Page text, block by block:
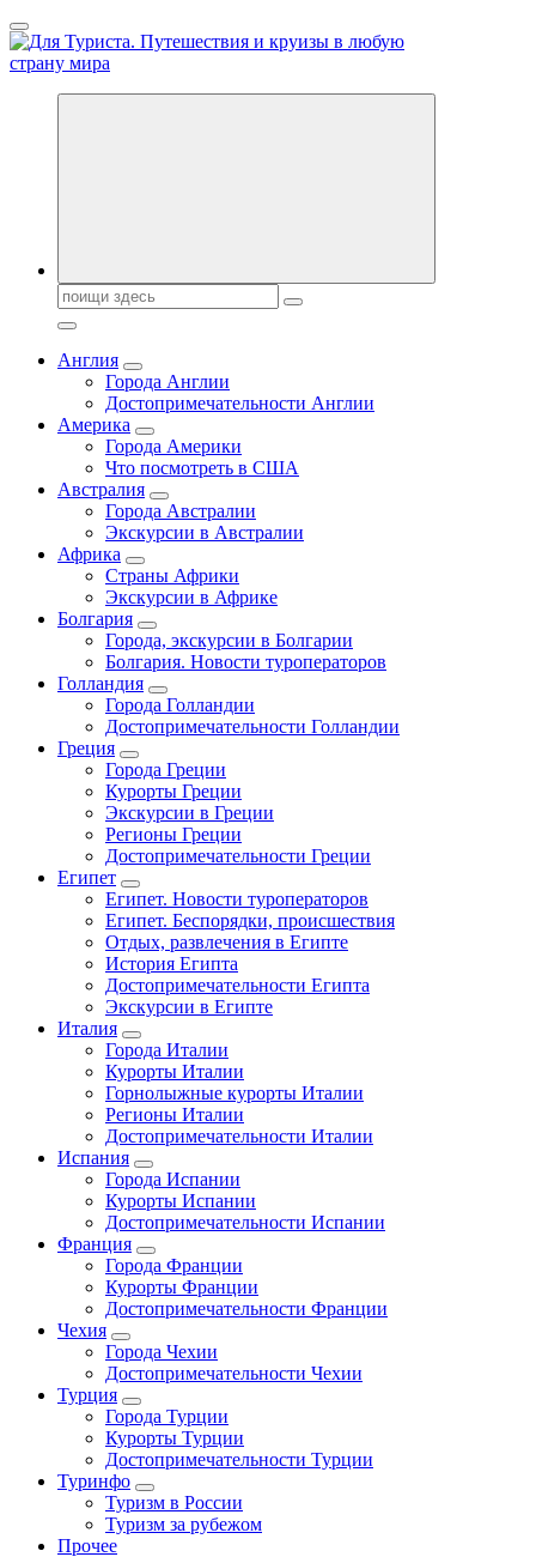
Перейти
к
содержанию
Новости туризма, куда поехать на отдых, где провести отпуск.
Поиск:
Англия
Города Англии
Достопримечательности Англии
Америка
Города Америки
Что посмотреть в США
Австралия
Города Австралии
Экскурсии в Австралии
Африка
Страны Африки
Экскурсии в Африке
Болгария
Города, экскурсии в Болгарии
Болгария. Новости туроператоров
Голландия
Города Голландии
Достопримечательности Голландии
Греция
Города Греции
Курорты Греции
Экскурсии в Греции
Регионы Греции
Достопримечательности Греции
Египет
Египет. Новости туроператоров
Египет. Беспорядки, происшествия
Отдых, развлечения в Египте
История Египта
Достопримечательности Египта
Экскурсии в Египте
Италия
Города Италии
Курорты Италии
Горнолыжные курорты Италии
Регионы Италии
Достопримечательности Италии
Испания
Города Испании
Курорты Испании
Достопримечательности Испании
Франция
Города Франции
Курорты Франции
Достопримечательности Франции
Чехия
Города Чехии
Достопримечательности Чехии
Турция
Города Турции
Курорты Турции
Достопримечательности Турции
Туринфо
Туризм в России
Туризм за рубежом
Прочее